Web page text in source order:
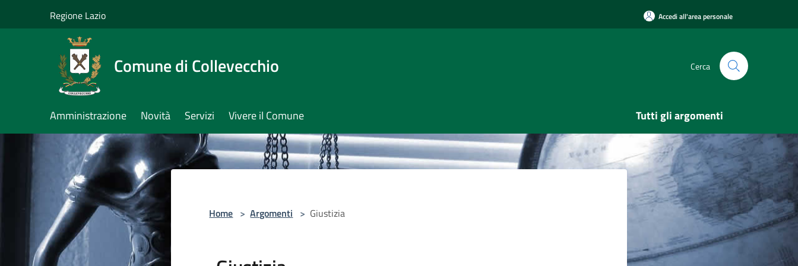
Regione Lazio Accedi all'area personale
Comune di Collevecchio Cerca
Amministrazione Novità Servizi Vivere il Comune Tutti gli argomenti
Home > Argomenti > Giustizia